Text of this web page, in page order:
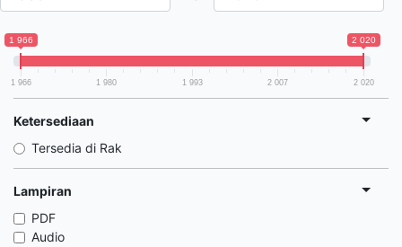
1 966 2 020
1 966 1 980 1 993 2 007 2 020
Ketersediaan
Tersedia di Rak
Lampiran
PDF
Audio